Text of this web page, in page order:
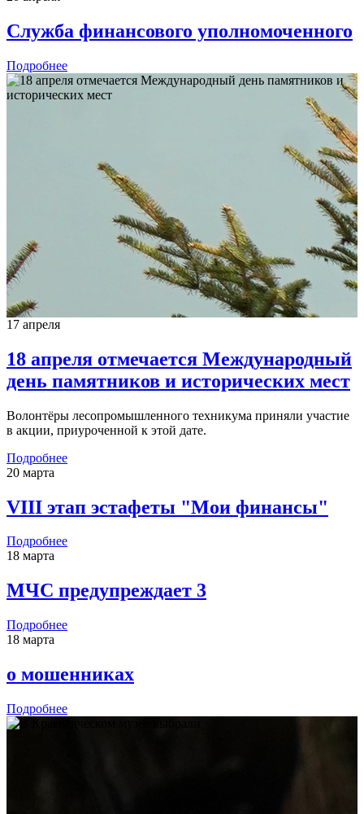
Служба финансового уполномоченного
Подробнее
17 апреля
18 апреля отмечается Международный
день памятников и исторических мест
Волонтёры лесопромышленного техникума приняли участие
в акции, приуроченной к этой дате.
Подробнее
20 марта
VIII этап эстафеты "Мои финансы"
Подробнее
18 марта
МЧС предупреждает 3
Подробнее
18 марта
о мошенниках
Подробнее